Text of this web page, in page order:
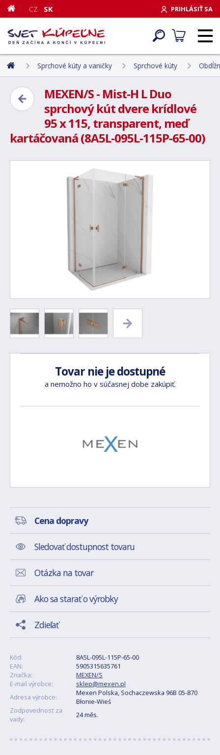
PRIHLÁSIŤ SA
CZ SK
Sprchové kúty a vaničky Sprchové kúty
MEXEN/S - Mist-H L Duo
sprchový kút dvere krídlové
95 x 115, transparent, meď
kartáčovaná (8A5L-095L-115P-65-00)
Tovar nie je dostupné
a nemožno ho v súčasnej dobe zakúpiť.
Cena dopravy
Sledovať dostupnost tovaru
Otázka na tovar
Ako sa starať o výrobky
Zdieľať
Kód:
8A5L-095L-115P-65-00
EAN:
5905315635761
Značka:
MEXEN/S
E-mail výrobce:
sklep@mexen.pl
Adresa výrobce:
Mexen Polska, Sochaczewska 96B 05-870
Błonie-Wieś
Zodpovednosť za
vady:
24 měs.